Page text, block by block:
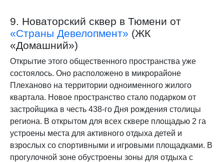
9. Новаторский сквер в Тюмени от
«Страны Девелопмент» (ЖК
«Домашний»)
Открытие этого общественного пространства уже
состоялось. Оно расположено в микрорайоне
Плеханово на территории одноименного жилого
квартала. Новое пространство стало подарком от
застройщика в честь 438-го Дня рождения столицы
региона. В открытом для всех сквере площадью 2 га
устроены места для активного отдыха детей и
взрослых со спортивными и игровыми площадками. В
прогулочной зоне обустроены зоны для отдыха с